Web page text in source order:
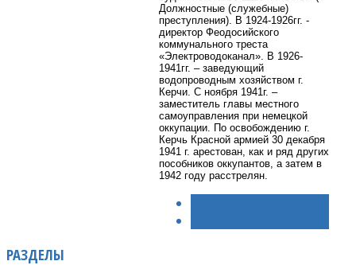
Должностные (служебные)
преступления). В 1924-1926гг. -
директор Феодосийского
коммунального треста
«Электроводоканал». В 1926-
1941гг. – заведующий
водопроводным хозяйством г.
Керчи. С ноября 1941г. –
заместитель главы местного
самоуправления при немецкой
оккупации. По освобождению г.
Керчь Красной армией 30 декабря
1941 г. арестован, как и ряд других
пособников оккупантов, а затем в
1942 году расстрелян.
РАЗДЕЛЫ